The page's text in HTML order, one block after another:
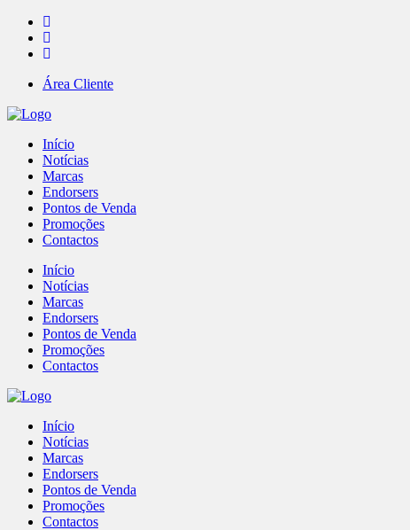
Área Cliente
Início
Notícias
Marcas
Endorsers
Pontos de Venda
Promoções
Contactos
Início
Notícias
Marcas
Endorsers
Pontos de Venda
Promoções
Contactos
Início
Notícias
Marcas
Endorsers
Pontos de Venda
Promoções
Contactos